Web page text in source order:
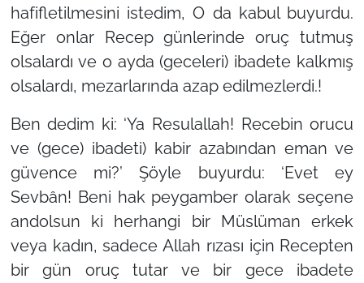
hafifletilmesini istedim, O da kabul buyurdu.
Eğer onlar Recep günlerinde oruç tutmuş
olsalardı ve o ayda (geceleri) ibadete kalkmış
olsalardı, mezarlarında azap edilmezlerdi.!
Ben dedim ki: ‘Ya Resulallah! Recebin orucu
ve (gece) ibadeti) kabir azabından eman ve
güvence mi?’ Şöyle buyurdu: ‘Evet ey
Sevbân! Beni hak peygamber olarak seçene
andolsun ki herhangi bir Müslüman erkek
veya kadın, sadece Allah rızası için Recepten
bir gün oruç tutar ve bir gece ibadete